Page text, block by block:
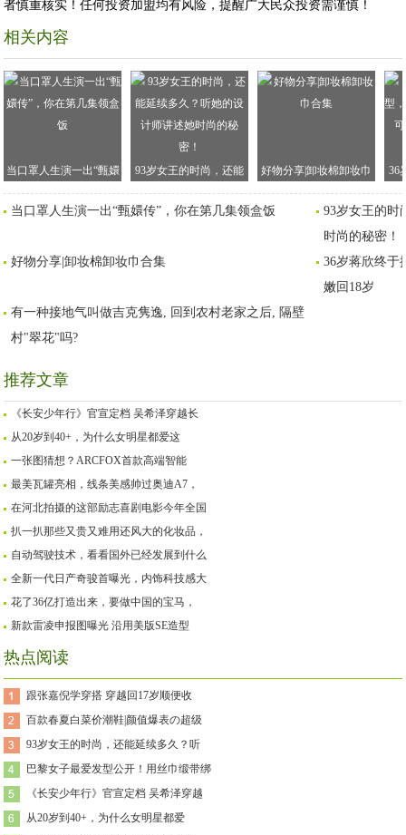
者慎重核实！任何投资加盟均有风险，提醒广大民众投资需谨慎！
相关内容
当口罩人生演一出“甄嬛
传”，你在第几集领盒饭
93岁女王的时尚，还能
延续多久？听她的设计
师讲述她时尚的秘密！
好物分享|卸妆棉卸妆巾
合集
36
顶
当口罩人生演一出“甄嬛传”，你在第几集领盒饭
93岁女王的时
时尚的秘密！
好物分享|卸妆棉卸妆巾合集
36岁蒋欣终于
嫩回18岁
有一种接地气叫做吉克隽逸, 回到农村老家之后, 隔壁
村"翠花"吗?
推荐文章
《长安少年行》官宣定档 吴希泽穿越长
从20岁到40+，为什么女明星都爱这
一张图猜想？ARCFOX首款高端智能
最美瓦罐亮相，线条美感帅过奥迪A7，
在河北拍摄的这部励志喜剧电影今年全国
扒一扒那些又贵又难用还风大的化妆品，
自动驾驶技术，看看国外已经发展到什么
全新一代日产奇骏首曝光，内饰科技感大
花了36亿打造出来，要做中国的宝马，
新款雷凌申报图曝光 沿用美版SE造型
热点阅读
跟张嘉倪学穿搭 穿越回17岁顺便收
百款春夏白菜价潮鞋|颜值爆表の超级
93岁女王的时尚，还能延续多久？听
巴黎女子最爱发型公开！用丝巾缎带绑
《长安少年行》官宣定档 吴希泽穿越
从20岁到40+，为什么女明星都爱